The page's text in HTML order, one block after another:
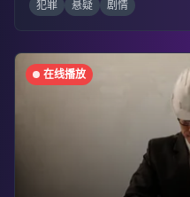
犯罪 悬疑 剧情
在线播放